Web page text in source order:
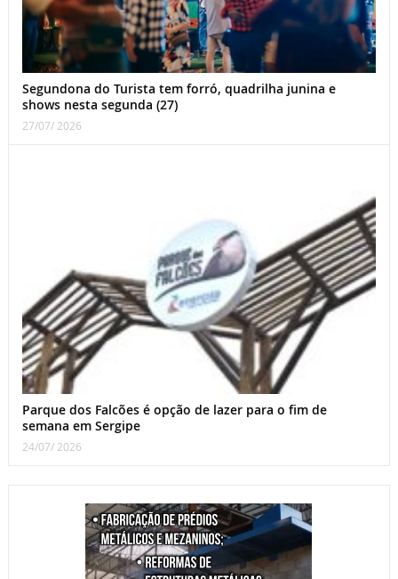
Segundona do Turista tem forró, quadrilha junina e
shows nesta segunda (27)
27/07/ 2026
Parque dos Falcões é opção de lazer para o fim de
semana em Sergipe
24/07/ 2026